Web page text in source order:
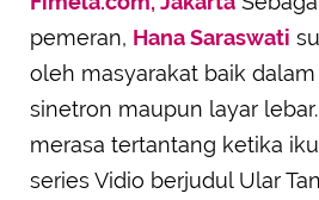
pemeran, Hana Saraswati
oleh masyarakat baik
sinetron maupun layar
merasa tertantang ketika
series Vidio berjudul Ular